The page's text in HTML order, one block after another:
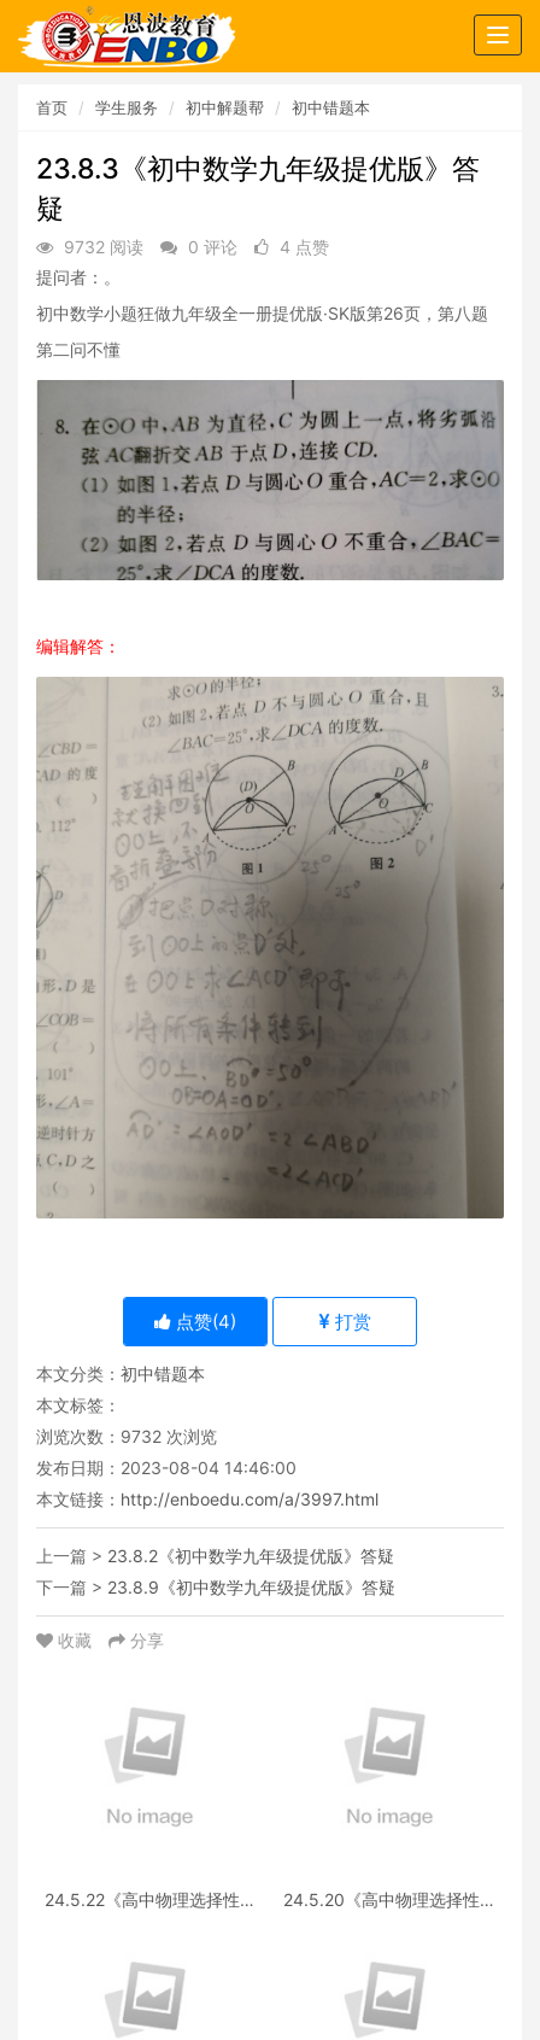
首页 学生服务 初中解题帮 初中错题本
23.8.3《初中数学九年级提优版》答
疑
9732 阅读 0 评论
4 点赞
提问者：。
初中数学小题狂做九年级全一册提优版·SK版第26页，第八题
第二问不懂
编辑解答：
点赞(4) 打赏
本文分类： 初中错题本
本文标签：
浏览次数： 9732 次浏览
发布日期：2023-08-04 14:46:00
本文链接： http://enboedu.com/a/3997.html
上一篇 > 23.8.2《初中数学九年级提优版》答疑
下一篇 > 23.8.9《初中数学九年级提优版》答疑
收藏 分享
24.5.22《高中物理选择性必
24.5.20《高中物理选择性必